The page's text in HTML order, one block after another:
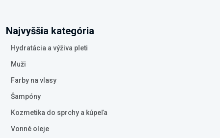
Najvyššia kategória
Hydratácia a výživa pleti
Muži
Farby na vlasy
Šampóny
Kozmetika do sprchy a kúpeľa
Vonné oleje